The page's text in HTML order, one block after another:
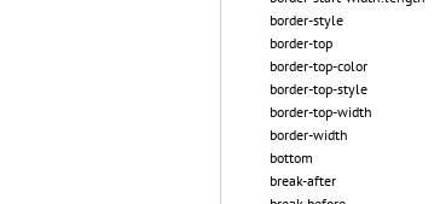
border-style
border-top
border-top-color
border-top-style
border-top-width
border-width
bottom
break-after